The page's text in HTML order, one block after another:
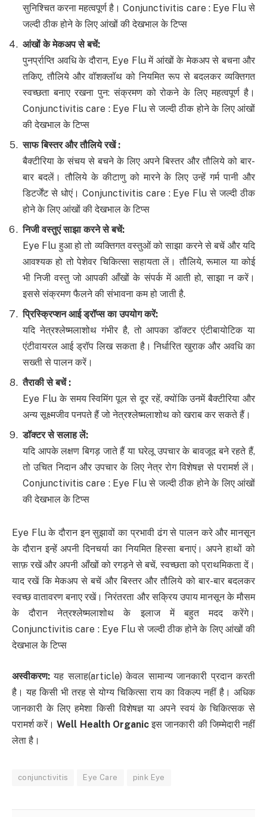
सुनिश्चित करना महत्वपूर्ण है। Conjunctivitis care : Eye Flu से
जल्दी ठीक होने के लिए आंखों की देखभाल के टिप्स
आंखों के मेकअप से बचें:
पुनर्प्राप्ति अवधि के दौरान, Eye Flu में आंखों के मेकअप से बचना और
तकिए, तौलिये और वॉशक्लॉथ को नियमित रूप से बदलकर व्यक्तिगत
स्वच्छता बनाए रखना पुन: संक्रमण को रोकने के लिए महत्वपूर्ण है।
Conjunctivitis care : Eye Flu से जल्दी ठीक होने के लिए आंखों
की देखभाल के टिप्स
साफ बिस्तर और तौलिये रखें:
बैक्टीरिया के संचय से बचने के लिए अपने बिस्तर और तौलिये को बार-
बार बदलें। तौलिये के कीटाणु को मारने के लिए उन्हें गर्म पानी और
डिटर्जेंट से धोएं। Conjunctivitis care : Eye Flu से जल्दी ठीक
होने के लिए आंखों की देखभाल के टिप्स
निजी वस्तुएं साझा करने से बचें:
Eye Flu हुआ हो तो व्यक्तिगत वस्तुओं को साझा करने से बचें और यदि
आवश्यक हो तो पेशेवर चिकित्सा सहायता लें। तौलिये, रूमाल या कोई
भी निजी वस्तु जो आपकी आँखों के संपर्क में आती हो, साझा न करें।
इससे संक्रमण फैलने की संभावना कम हो जाती है.
प्रिस्क्रिप्शन आई ड्रॉप्स का उपयोग करें:
यदि नेत्रश्लेष्मलाशोथ गंभीर है, तो आपका डॉक्टर एंटीबायोटिक या
एंटीवायरल आई ड्रॉप लिख सकता है। निर्धारित खुराक और अवधि का
सख्ती से पालन करें।
तैराकी से बचें :
Eye Flu के समय स्विमिंग पूल से दूर रहें, क्योंकि उनमें बैक्टीरिया और
अन्य सूक्ष्मजीव पनपते हैं जो नेत्रश्लेष्मलाशोथ को खराब कर सकते हैं।
डॉक्टर से सलाह लें:
यदि आपके लक्षण बिगड़ जाते हैं या घरेलू उपचार के बावजूद बने रहते हैं,
तो उचित निदान और उपचार के लिए नेत्र रोग विशेषज्ञ से परामर्श लें।
Conjunctivitis care : Eye Flu से जल्दी ठीक होने के लिए आंखों
की देखभाल के टिप्स
Eye Flu के दौरान इन सुझावों का प्रभावी ढंग से पालन करे और मानसून
के दौरान इन्हें अपनी दिनचर्या का नियमित हिस्सा बनाएं। अपने हाथों को
साफ़ रखें और अपनी आँखों को रगड़ने से बचें, स्वच्छता को प्राथमिकता दें।
याद रखें कि मेकअप से बचें और बिस्तर और तौलिये को बार-बार बदलकर
स्वच्छ वातावरण बनाए रखें। निरंतरता और सक्रिय उपाय मानसून के मौसम
के दौरान नेत्रश्लेष्मलाशोथ के इलाज में बहुत मदद करेंगे।
Conjunctivitis care : Eye Flu से जल्दी ठीक होने के लिए आंखों की
देखभाल के टिप्स
अस्वीकरण: यह सलाह(article) केवल सामान्य जानकारी प्रदान करती
है। यह किसी भी तरह से योग्य चिकित्सा राय का विकल्प नहीं है। अधिक
जानकारी के लिए हमेशा किसी विशेषज्ञ या अपने स्वयं के चिकित्सक से
परामर्श करें। Well Health Organicइस जानकारी की जिम्मेदारी नहीं
लेता है।
conjunctivitis Eye Care pink Eye